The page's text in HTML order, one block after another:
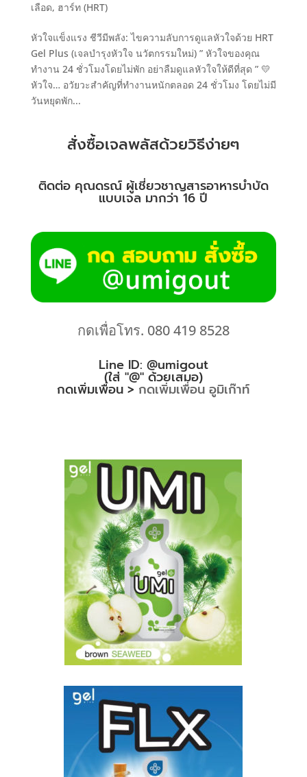
เลือด, ฮาร์ท (HRT)
หัวใจแข็งแรง ชีวีมีพลัง: ไขความลับการดูแลหัวใจด้วย HRT
Gel Plus (เจลบำรุงหัวใจ นวัตกรรมใหม่) ” หัวใจของคุณ
ทำงาน 24 ชั่วโมงโดยไม่พัก อย่าลืมดูแลหัวใจให้ดีที่สุด ” 💛
หัวใจ… อวัยวะสำคัญที่ทำงานหนักตลอด 24 ชั่วโมง โดยไม่มี
วันหยุดพัก...
สั่งซื้อเจลพลัสด้วยวิธีง่ายๆ
ติดต่อ คุณดรณ์ ผู้เชี่ยวชาญสารอาหารบำบัด
แบบเจล มากว่า 16 ปี
กดเพื่อโทร. 080 419 8528
Line ID: @umigout
(ใส่ "@" ด้วยเสมอ)
กดเพิ่มเพื่อน > กดเพิ่มเพื่อน อูมิเก๊าท์